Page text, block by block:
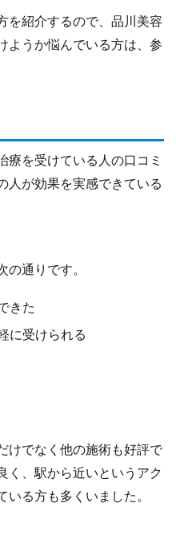
を紹介するので、品川美容
ようか悩んでいる方は、参
療を受けている人の口コミ
人が効果を実感できている
の通りです。
きた
に受けられる
けでなく他の施術も好評で
く、駅から近いというアク
いる方も多くいました。